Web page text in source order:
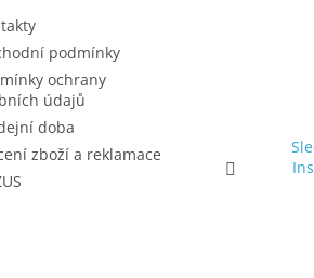
podmínky
ochrany
údajů
doba
zboží a reklamace